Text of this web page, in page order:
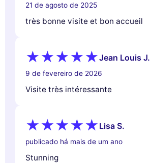
21 de agosto de 2025
très bonne visite et bon accueil
Jean Louis J.
9 de fevereiro de 2026
Visite très intéressante
Lisa S.
publicado há mais de um ano
Stunning